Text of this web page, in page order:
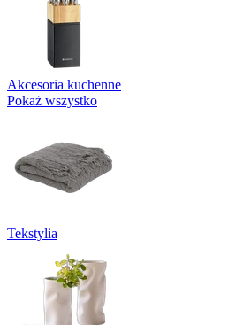
Akcesoria kuchenne
Pokaż wszystko
Tekstylia